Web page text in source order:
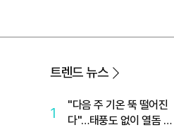
트렌드 뉴스
1
"다음 주 기온 뚝 떨어진
다"…태풍도 없이 열돔 박